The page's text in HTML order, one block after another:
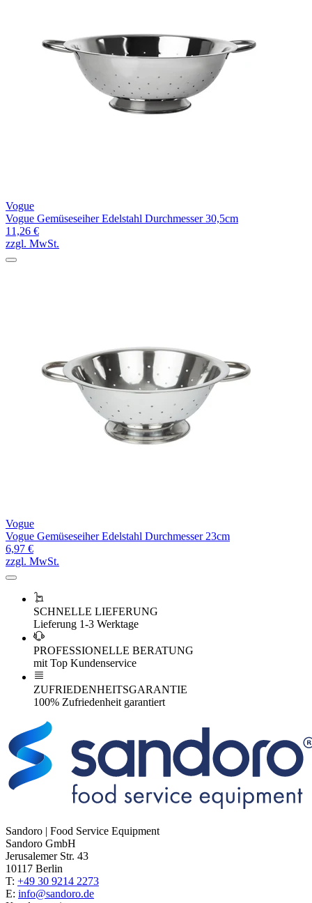
Vogue
Vogue Gemüseseiher Edelstahl Durchmesser 30,5cm
11,26 €
zzgl. MwSt.
Vogue
Vogue Gemüseseiher Edelstahl Durchmesser 23cm
6,97 €
zzgl. MwSt.
SCHNELLE LIEFERUNG
Lieferung 1-3 Werktage
PROFESSIONELLE BERATUNG
mit Top Kundenservice
ZUFRIEDENHEITSGARANTIE
100% Zufriedenheit garantiert
Sandoro | Food Service Equipment
Sandoro GmbH
Jerusalemer Str. 43
10117 Berlin
T: +49 30 9214 2273
E: info@sandoro.de